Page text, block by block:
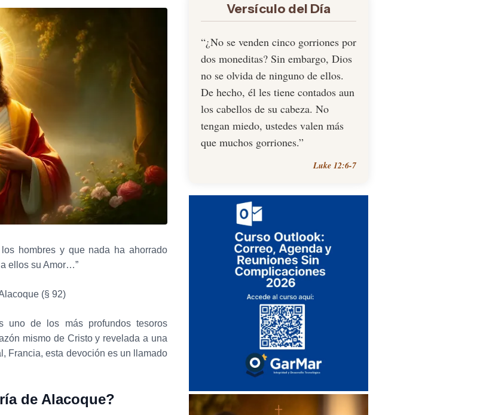
hombres y que nada ha ahorrado
ellos su Amor…”
(§ 92)
uno de los más profundos tesoros
mismo de Cristo y revelada a una
Francia, esta devoción es un llamado
de Alacoque?
Versículo del Día
“¿No se venden cinco gorriones por
dos moneditas? Sin embargo, Dios
no se olvida de ninguno de ellos.
De hecho, él les tiene contados aun
los cabellos de su cabeza. No
tengan miedo, ustedes valen más
que muchos gorriones.”
Luke 12:6-7